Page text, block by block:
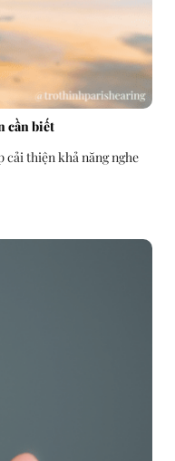
cần biết
cải thiện khả năng nghe